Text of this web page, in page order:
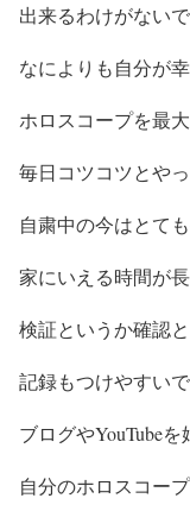
出来るわけがないで
なによりも自分が
ホロスコープを最
毎日コツコツとやっ
自粛中の今はとて
家にいえる時間が
検証というか確認
記録もつけやすいで
ブログやYouTubeを
自分のホロスコー